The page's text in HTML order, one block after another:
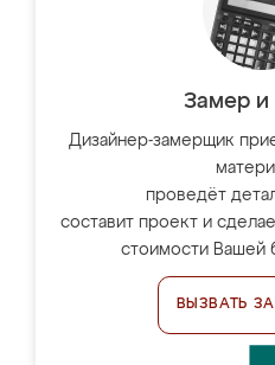
Замер и
Дизайнер-замерщик
проведёт
составит проект и
стоимости Вашей
ВЫЗВАТЬ